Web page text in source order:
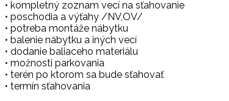
• kompletný zoznam vecí na sťahovanie
• poschodia a výťahy /NV,OV/
• potreba montáže nábytku
• balenie nábytku a iných vecí
• dodanie baliaceho materiálu
• možnosti parkovania
• terén po ktorom sa bude sťahovať
• termín sťahovania